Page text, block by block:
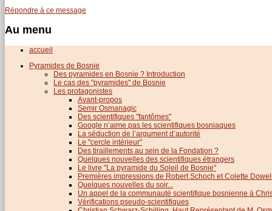
Répondre à ce message
Au menu
accueil
Pyramides de Bosnie
Des pyramides en Bosnie ? Introduction
Le cas des "pyramides" de Bosnie
Les protagonistes
Avant-propos
Semir Osmanagic
Des scientifiques "fantômes"
Google n’aime pas les scientifiques bosniaques
La séduction de l’argument d’autorité
Le "cercle intérieur"
Des tiraillements au sein de la Fondation ?
Quelques nouvelles des scientifiques étrangers
Le livre "La pyramide du Soleil de Bosnie"
Premières impressions de Robert Schoch et Colette
Quelques nouvelles du soir...
Un appel de la communauté scientifique bosnienne à
Vérifications pseudo-scientifiques